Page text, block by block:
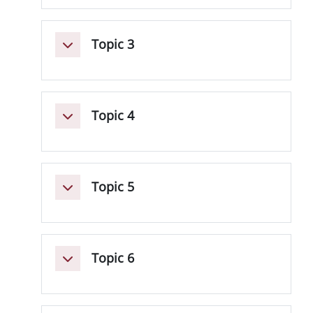
MinimizzaTopic 3
MinimizzaTopic 4
MinimizzaTopic 5
MinimizzaTopic 6